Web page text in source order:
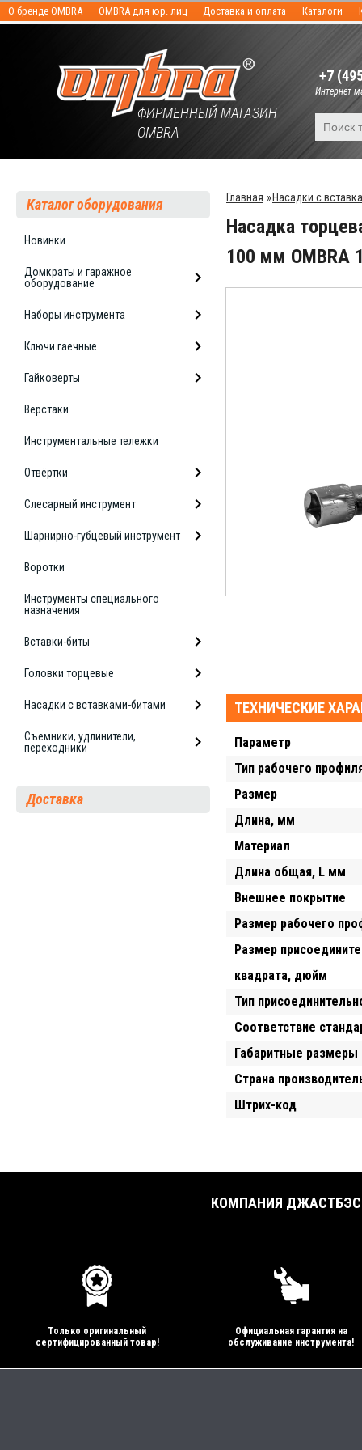
О бренде OMBRA OMBRA для юр. лиц Доставка и оплата Каталоги
ФИРМЕННЫЙ МАГАЗИН
OMBRA
+7
Интернет
Каталог оборудования
Новинки
Домкраты и гаражное
оборудование
Наборы инструмента
Ключи гаечные
Гайковерты
Верстаки
Инструментальные тележки
Отвёртки
Слесарный инструмент
Шарнирно-губцевый инструмент
Воротки
Инструменты специального
назначения
Вставки-биты
Головки торцевые
Насадки с вставками-битами
Съемники, удлинители,
переходники
Доставка
Главная »Насадки с
Насадка
100 мм OMBRA
ТЕХНИЧЕСКИЕ
Параметр
Тип рабочего
Размер
Длина, мм
Материал
Длина общая, L мм
Внешнее покрытие
Размер рабочего
Размер
квадрата, дюйм
Тип
Соответствие
Габаритные
Страна
Штрих-код
КОМПАНИЯ
Только оригинальный
сертифицированный товар!
Официальная гарантия на
обслуживание инструмента!